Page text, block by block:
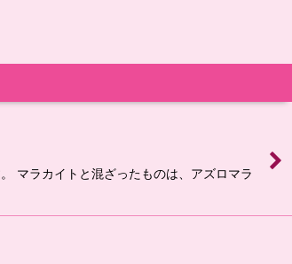
マラカイトと混ざったものは、アズロマラ